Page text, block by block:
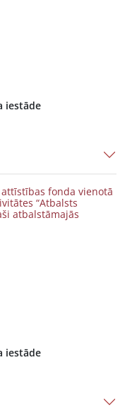
iestāde
attīstības fonda vienotā
“Atbalsts
atbalstāmajās
iestāde